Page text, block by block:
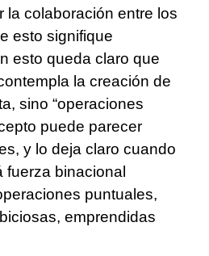
la colaboración entre los
esto signifique
esto queda claro que
la creación de
sino “operaciones
puede parecer
y lo deja claro cuando
fuerza binacional
puntuales,
emprendidas